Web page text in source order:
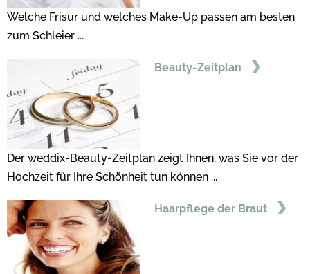
Welche Frisur und welches Make-Up passen am besten
zum Schleier ...
Beauty-Zeitplan
Der weddix-Beauty-Zeitplan zeigt Ihnen, was Sie vor der
Hochzeit für Ihre Schönheit tun können ...
Haarpflege der Braut